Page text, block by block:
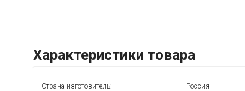
Характеристики товара
Страна изготовитель:
Россия